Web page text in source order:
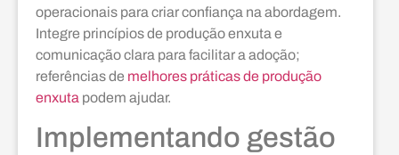
operacionais para criar confiança na abordagem.
Integre princípios de produção enxuta e
comunicação clara para facilitar a adoção;
referências de melhores práticas de produção
enxuta podem ajudar.
Implementando gestão